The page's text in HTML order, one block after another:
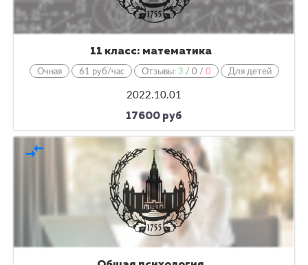
11 класс: математика
Очная
61 руб/час Отзывы:3 /0 /0 Для детей
2022.10.01
17600 руб
compare_arrows